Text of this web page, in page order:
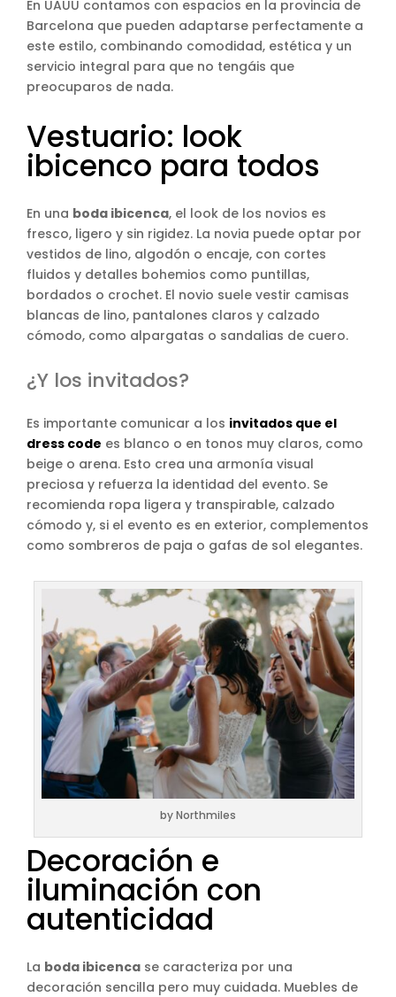
En UAUU contamos con espacios en la provincia de
Barcelona que pueden adaptarse perfectamente a
este estilo, combinando comodidad, estética y un
servicio integral para que no tengáis que
preocuparos de nada.
Vestuario: look
ibicenco para todos
En una boda ibicenca, el look de los novios es
fresco, ligero y sin rigidez. La novia puede optar por
vestidos de lino, algodón o encaje, con cortes
fluidos y detalles bohemios como puntillas,
bordados o crochet. El novio suele vestir camisas
blancas de lino, pantalones claros y calzado
cómodo, como alpargatas o sandalias de cuero.
¿Y los invitados?
Es importante comunicar a los invitados que el
dress code es blanco o en tonos muy claros, como
beige o arena. Esto crea una armonía visual
preciosa y refuerza la identidad del evento. Se
recomienda ropa ligera y transpirable, calzado
cómodo y, si el evento es en exterior, complementos
como sombreros de paja o gafas de sol elegantes.
by Northmiles
Decoración e
iluminación con
autenticidad
La boda ibicenca se caracteriza por una
decoración sencilla pero muy cuidada. Muebles de